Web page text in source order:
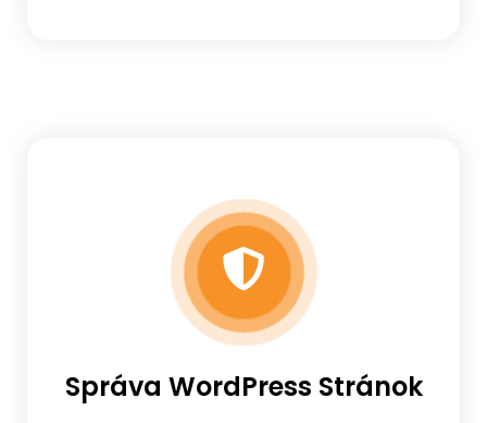
Správa WordPress Stránok